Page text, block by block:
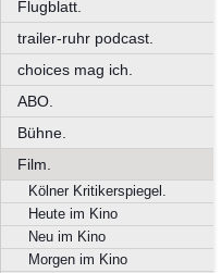
Flugblatt.
trailer-ruhr podcast.
choices mag ich.
ABO.
Bühne.
Film.
Kölner Kritikerspiegel.
Heute im Kino
Neu im Kino
Morgen im Kino